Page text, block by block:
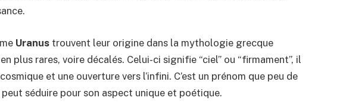
Uranus trouvent leur origine dans la mythologie grecque
plus rares, voire décalés. Celui-ci signifie “ciel” ou “firmament”, il
et une ouverture vers l’infini. C’est un prénom que peu de
séduire pour son aspect unique et poétique.